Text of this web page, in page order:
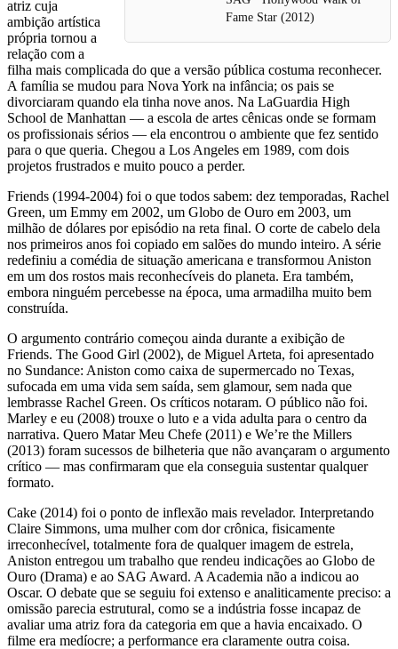
Fame Star (2012)
atriz cuja
ambição artística
própria tornou a
relação com a
filha mais complicada do que a versão pública costuma reconhecer.
A família se mudou para Nova York na infância; os pais se
divorciaram quando ela tinha nove anos. Na LaGuardia High
School de Manhattan — a escola de artes cênicas onde se formam
os profissionais sérios — ela encontrou o ambiente que fez sentido
para o que queria. Chegou a Los Angeles em 1989, com dois
projetos frustrados e muito pouco a perder.
Friends (1994-2004) foi o que todos sabem: dez temporadas, Rachel
Green, um Emmy em 2002, um Globo de Ouro em 2003, um
milhão de dólares por episódio na reta final. O corte de cabelo dela
nos primeiros anos foi copiado em salões do mundo inteiro. A série
redefiniu a comédia de situação americana e transformou Aniston
em um dos rostos mais reconhecíveis do planeta. Era também,
embora ninguém percebesse na época, uma armadilha muito bem
construída.
O argumento contrário começou ainda durante a exibição de
Friends. The Good Girl (2002), de Miguel Arteta, foi apresentado
no Sundance: Aniston como caixa de supermercado no Texas,
sufocada em uma vida sem saída, sem glamour, sem nada que
lembrasse Rachel Green. Os críticos notaram. O público não foi.
Marley e eu (2008) trouxe o luto e a vida adulta para o centro da
narrativa. Quero Matar Meu Chefe (2011) e We’re the Millers
(2013) foram sucessos de bilheteria que não avançaram o argumento
crítico — mas confirmaram que ela conseguia sustentar qualquer
formato.
Cake (2014) foi o ponto de inflexão mais revelador. Interpretando
Claire Simmons, uma mulher com dor crônica, fisicamente
irreconhecível, totalmente fora de qualquer imagem de estrela,
Aniston entregou um trabalho que rendeu indicações ao Globo de
Ouro (Drama) e ao SAG Award. A Academia não a indicou ao
Oscar. O debate que se seguiu foi extenso e analiticamente preciso: a
omissão parecia estrutural, como se a indústria fosse incapaz de
avaliar uma atriz fora da categoria em que a havia encaixado. O
filme era medíocre; a performance era claramente outra coisa.